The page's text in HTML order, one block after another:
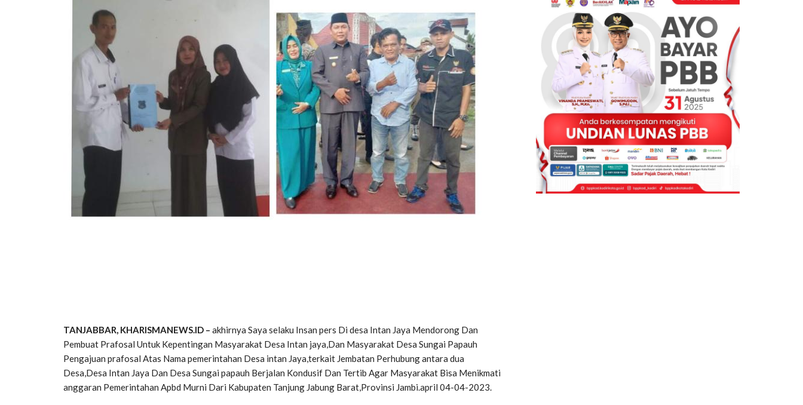
TANJABBAR, KHARISMANEWS.ID – akhirnya Saya selaku Insan pers Di desa Intan Jaya Mendorong Dan
Pembuat Prafosal Untuk Kepentingan Masyarakat Desa Intan jaya,Dan Masyarakat Desa Sungai Papauh
Pengajuan prafosal Atas Nama pemerintahan Desa intan Jaya,terkait Jembatan Perhubung antara dua
Desa,Desa Intan Jaya Dan Desa Sungai papauh Berjalan Kondusif Dan Tertib Agar Masyarakat Bisa Menikmati
anggaran Pemerintahan Apbd Murni Dari Kabupaten Tanjung Jabung Barat,Provinsi Jambi.april 04-04-2023.